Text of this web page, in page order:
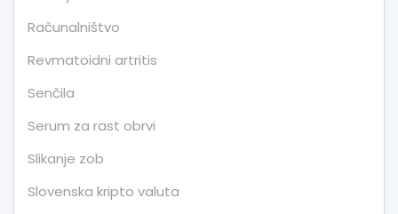
Računalništvo
Revmatoidni artritis
Senčila
Serum za rast obrvi
Slikanje zob
Slovenska kripto valuta